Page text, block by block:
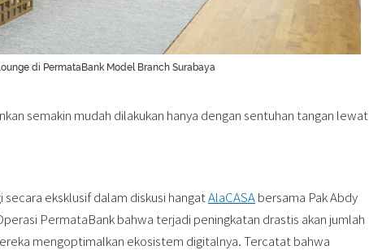
di PermataBank Model Branch Surabaya
semakin mudah dilakukan hanya dengan sentuhan tangan lewat
eksklusif dalam diskusi hangatAlaCASAbersama Pak Abdy
PermataBank bahwa terjadi peningkatan drastis akan jumlah
mengoptimalkan ekosistem digitalnya. Tercatat bahwa